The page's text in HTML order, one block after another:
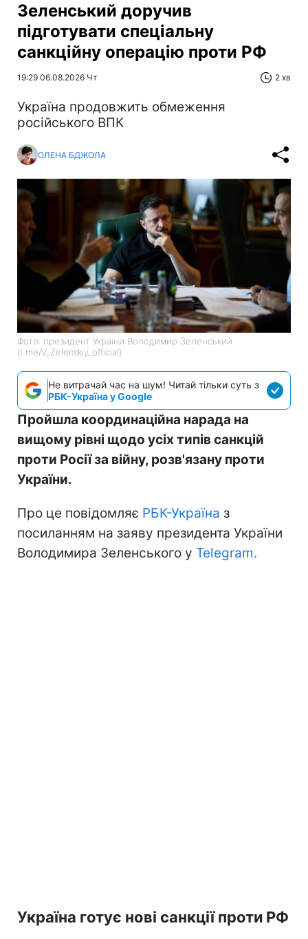
Зеленський доручив
підготувати спеціальну
санкційну операцію проти РФ
19:29 06.08.2026 Чт 2 хв
Україна продовжить обмеження
російського ВПК
ОЛЕНА БДЖОЛА
Фото: президент України Володимир Зеленський
(t.me/V_Zelenskiy_official)
Не витрачай час на шум! Читай тільки суть з
РБК-Україна у Google
Пройшла координаційна нарада на
вищому рівні щодо усіх типів санкцій
проти Росії за війну, розв'язану проти
України.
Про це повідомляє РБК-Україна з
посиланням на заяву президента України
Володимира Зеленського у Telegram.
Україна готує нові санкції проти РФ